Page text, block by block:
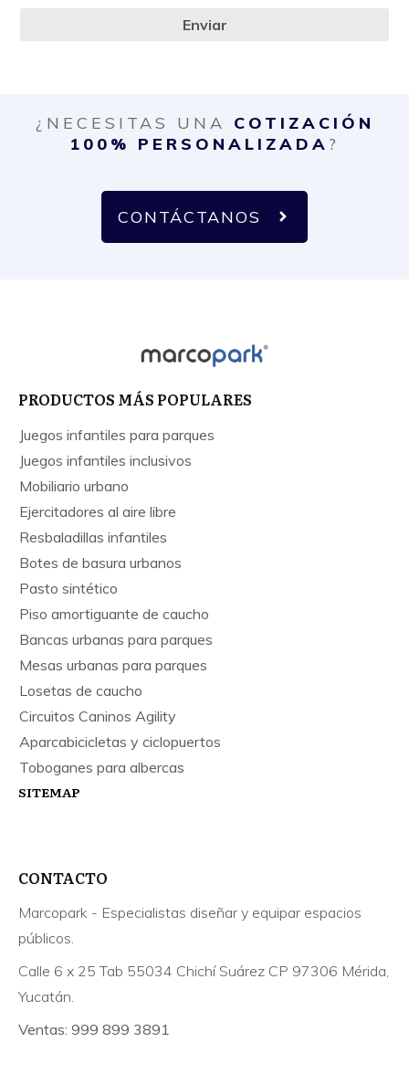
Enviar
¿NECESITAS UNA COTIZACIÓN
100% PERSONALIZADA ?
CONTÁCTANOS
PRODUCTOS MÁS POPULARES
Juegos infantiles para parques
Juegos infantiles inclusivos
Mobiliario urbano
Ejercitadores al aire libre
Resbaladillas infantiles
Botes de basura urbanos
Pasto sintético
Piso amortiguante de caucho
Bancas urbanas para parques
Mesas urbanas para parques
Losetas de caucho
Circuitos Caninos Agility
Aparcabicicletas y ciclopuertos
Toboganes para albercas
SITEMAP
CONTACTO
Marcopark - Especialistas diseñar y equipar espacios
públicos.
Calle 6 x 25 Tab 55034 Chichí Suárez CP 97306 Mérida,
Yucatán.
Ventas: 999 899 3891